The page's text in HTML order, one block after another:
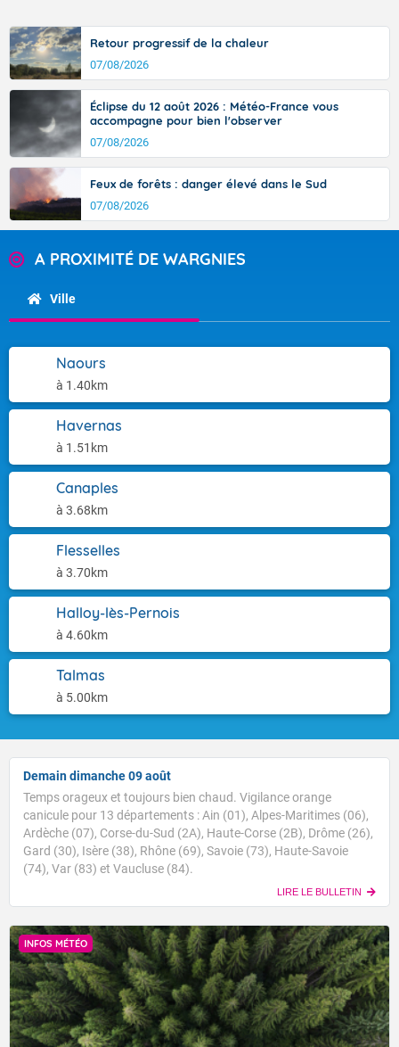
Retour progressif de la chaleur
07/08/2026
Éclipse du 12 août 2026 : Météo-France vous
accompagne pour bien l'observer
07/08/2026
Feux de forêts : danger élevé dans le Sud
07/08/2026
A PROXIMITÉ DE WARGNIES
Ville
Naours
à 1.40km
Havernas
à 1.51km
Canaples
à 3.68km
Flesselles
à 3.70km
Halloy-lès-Pernois
à 4.60km
Talmas
à 5.00km
Demain dimanche 09 août
Temps orageux et toujours bien chaud. Vigilance orange
canicule pour 13 départements : Ain (01), Alpes-Maritimes (06),
Ardèche (07), Corse-du-Sud (2A), Haute-Corse (2B), Drôme (26),
Gard (30), Isère (38), Rhône (69), Savoie (73), Haute-Savoie
(74), Var (83) et Vaucluse (84).
LIRE LE BULLETIN
INFOS MÉTÉO